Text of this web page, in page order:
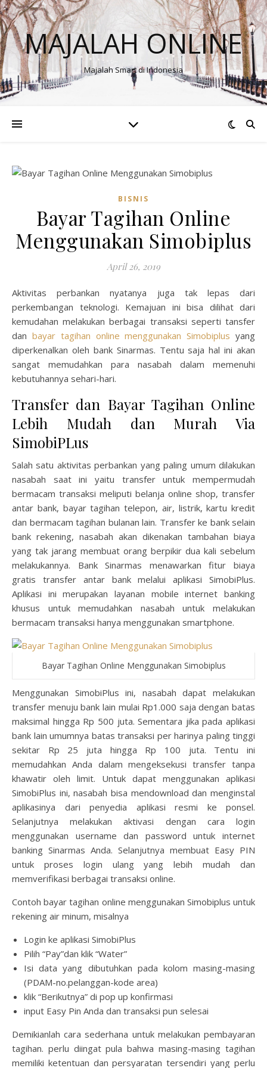
MAJALAH ONLINE
Majalah Smart di Indonesia
BISNIS
Bayar Tagihan Online
Menggunakan Simobiplus
April 26, 2019
Aktivitas perbankan nyatanya juga tak lepas dari
perkembangan teknologi. Kemajuan ini bisa dilihat dari
kemudahan melakukan berbagai transaksi seperti tansfer
dan bayar tagihan online menggunakan Simobiplus yang
diperkenalkan oleh bank Sinarmas. Tentu saja hal ini akan
sangat memudahkan para nasabah dalam memenuhi
kebutuhannya sehari-hari.
Transfer dan Bayar Tagihan Online
Lebih Mudah dan Murah Via
SimobiPLus
Salah satu aktivitas perbankan yang paling umum dilakukan
nasabah saat ini yaitu transfer untuk mempermudah
bermacam transaksi meliputi belanja online shop, transfer
antar bank, bayar tagihan telepon, air, listrik, kartu kredit
dan bermacam tagihan bulanan lain. Transfer ke bank selain
bank rekening, nasabah akan dikenakan tambahan biaya
yang tak jarang membuat orang berpikir dua kali sebelum
melakukannya. Bank Sinarmas menawarkan fitur biaya
gratis transfer antar bank melalui aplikasi SimobiPlus.
Aplikasi ini merupakan layanan mobile internet banking
khusus untuk memudahkan nasabah untuk melakukan
bermacam transaksi hanya menggunakan smartphone.
Bayar Tagihan Online Menggunakan Simobiplus
Menggunakan SimobiPlus ini, nasabah dapat melakukan
transfer menuju bank lain mulai Rp1.000 saja dengan batas
maksimal hingga Rp 500 juta. Sementara jika pada aplikasi
bank lain umumnya batas transaksi per harinya paling tinggi
sekitar Rp 25 juta hingga Rp 100 juta. Tentu ini
memudahkan Anda dalam mengeksekusi transfer tanpa
khawatir oleh limit. Untuk dapat menggunakan aplikasi
SimobiPlus ini, nasabah bisa mendownload dan menginstal
aplikasinya dari penyedia aplikasi resmi ke ponsel.
Selanjutnya melakukan aktivasi dengan cara login
menggunakan username dan password untuk internet
banking Sinarmas Anda. Selanjutnya membuat Easy PIN
untuk proses login ulang yang lebih mudah dan
memverifikasi berbagai transaksi online.
Contoh bayar tagihan online menggunakan Simobiplus untuk
rekening air minum, misalnya
Login ke aplikasi SimobiPlus
Pilih “Pay”dan klik “Water”
Isi data yang dibutuhkan pada kolom masing-masing
(PDAM-no.pelanggan-kode area)
klik “Berikutnya” di pop up konfirmasi
input Easy Pin Anda dan transaksi pun selesai
Demikianlah cara sederhana untuk melakukan pembayaran
tagihan. perlu diingat pula bahwa masing-masing tagihan
memiliki ketentuan dan persyaratan tersendiri yang perlu